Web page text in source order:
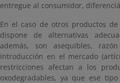
entregue al consumidor,
En el caso de otros productos
dispone de alternativas
además, son asequibles,
introducción en el mercado
restricciones afectan a los
oxodegradables, ya que ese